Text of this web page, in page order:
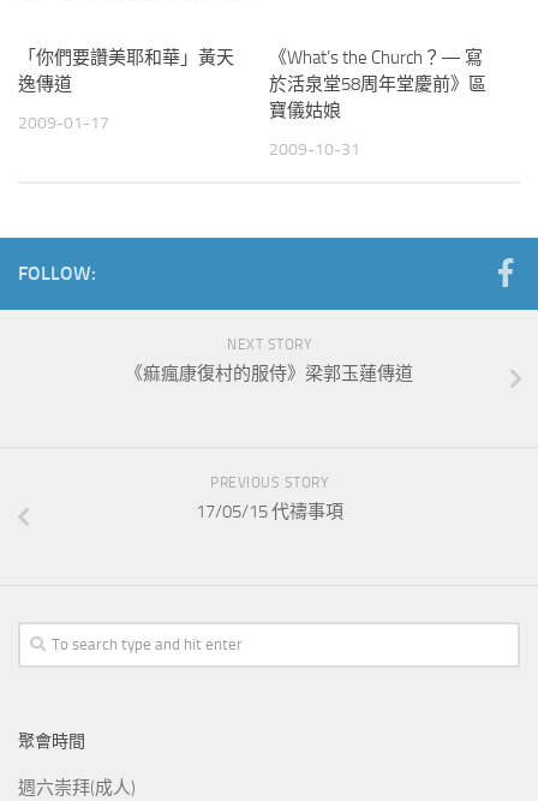
「你們要讚美耶和華」黃天
逸傳道
2009-01-17
《What’s the Church？— 寫
於活泉堂58周年堂慶前》區
寶儀姑娘
2009-10-31
FOLLOW:
NEXT STORY
《痲瘋康復村的服侍》梁郭玉蓮傳道
PREVIOUS STORY
17/05/15 代禱事項
聚會時間
週六崇拜(成人)